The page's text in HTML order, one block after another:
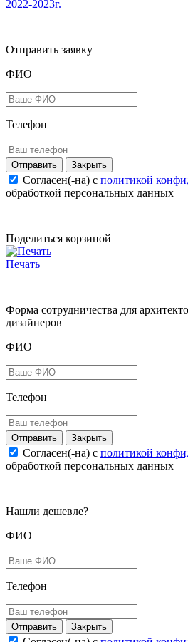
2022-2023г.
Отправить заявку
ФИО
Телефон
Закрыть
Согласен(-на) c политикой
обработкой персональных данных
Поделиться корзиной
Печать
Форма сотрудничества для
дизайнеров
ФИО
Телефон
Закрыть
Согласен(-на) c политикой
обработкой персональных данных
Нашли дешевле?
ФИО
Телефон
Закрыть